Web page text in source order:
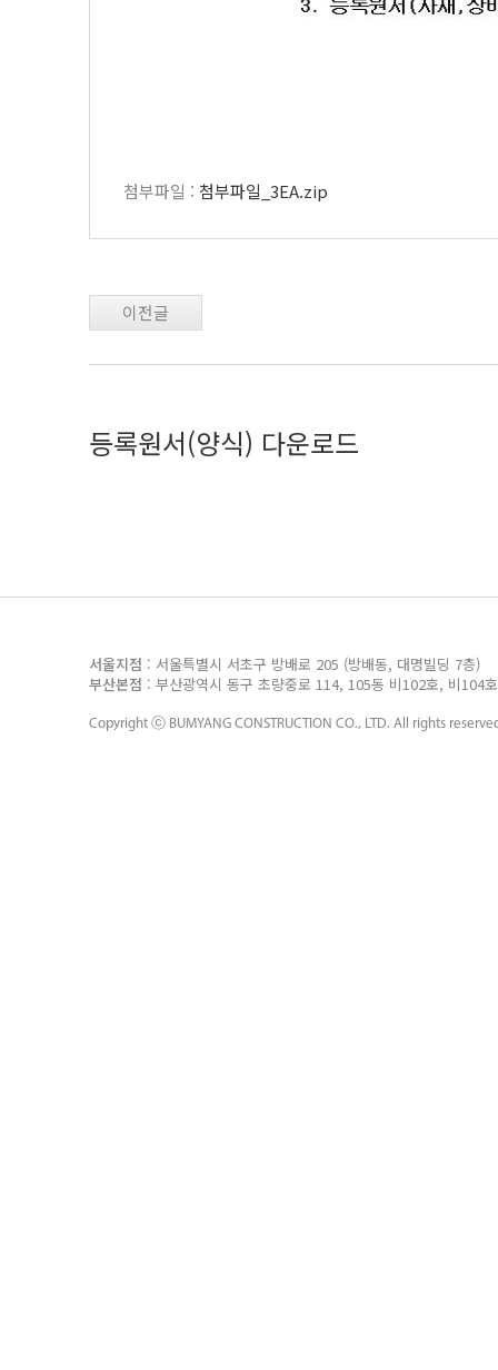
첨부파일 : 첨부파일_3EA.zip
이전글
등록원서(양식) 다운로드
서울지점 : 서울특별시 서초구 방배로 205 (방배동, 대명빌딩 7
부산본점 : 부산광역시 동구 초량중로 114, 105동 비102호, 비104
Copyright ⓒ BUMYANG CONSTRUCTION CO., LTD. All rights